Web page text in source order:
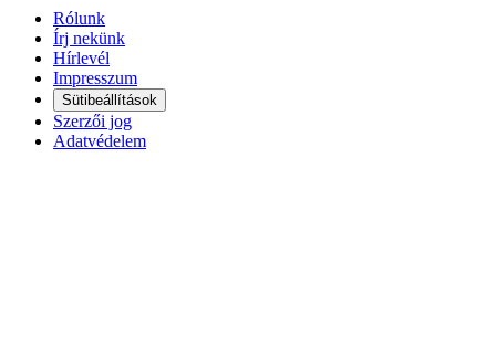
Rólunk
Írj nekünk
Hírlevél
Impresszum
Sütibeállítások
Szerzői jog
Adatvédelem